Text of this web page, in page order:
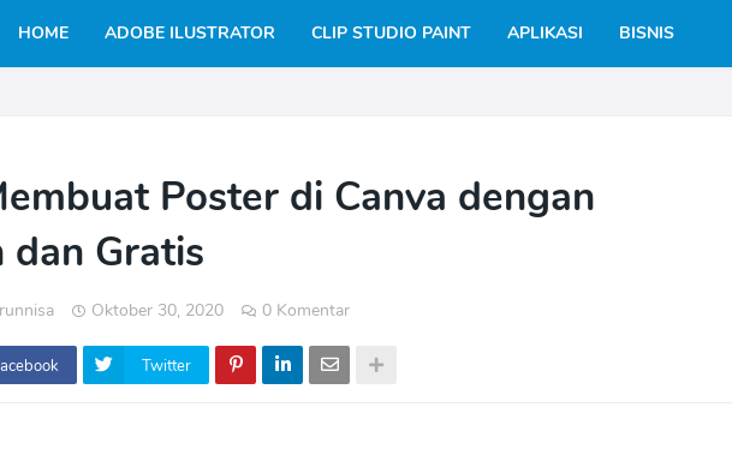
HOME ADOBE ILUSTRATOR CLIP STUDIO PAINT APLIKASI BISNIS
Poster di Canva dengan
dan Gratis
Oktober 30, 2020 0 Komentar
Twitter